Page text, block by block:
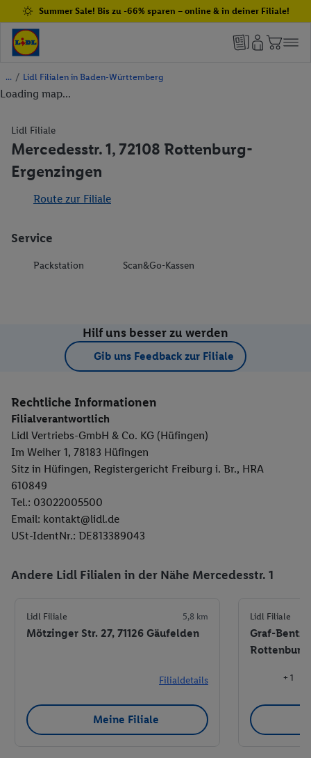
Summer Sale! Bis zu -66% sparen – online & in deiner Filiale!
/ Lidl Filialen in Baden-Württemberg
Loading map...
Lidl Filiale
Mercedesstr. 1, 72108 Rottenburg-
Ergenzingen
Route zur Filiale
Service
Packstation Scan&Go-Kassen
Hilf uns besser zu werden
Gib uns Feedback zur Filiale
Rechtliche Informationen
Filialverantwortlich
Lidl Vertriebs-GmbH & Co. KG (Hüfingen)
Im Weiher 1, 78183 Hüfingen
Sitz in Hüfingen, Registergericht Freiburg i. Br., HRA
610849
Tel.: 03022005500
Email: kontakt@lidl.de
USt-IdentNr.: DE813389043
Andere Lidl Filialen in der Nähe Mercedesstr. 1
Lidl Filiale 5,8 km
Mötzinger Str. 27, 71126 Gäufelden
Filialdetails
Meine Filiale
Lidl Filiale
Graf-
Rottenburg
+ 1